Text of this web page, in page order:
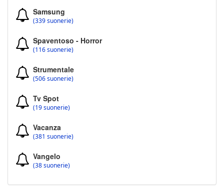
Samsung
(339 suonerie)
Spaventoso - Horror
(116 suonerie)
Strumentale
(506 suonerie)
Tv Spot
(19 suonerie)
Vacanza
(381 suonerie)
Vangelo
(38 suonerie)